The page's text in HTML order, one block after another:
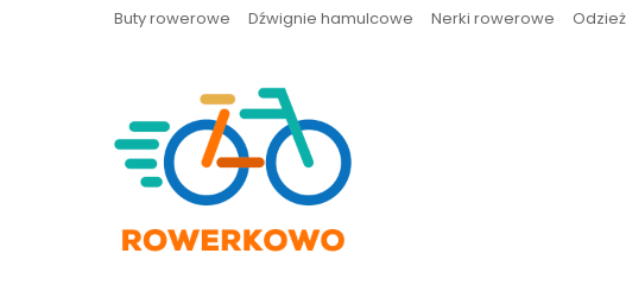
Buty rowerowe Dźwignie hamulcowe Nerki rowerowe